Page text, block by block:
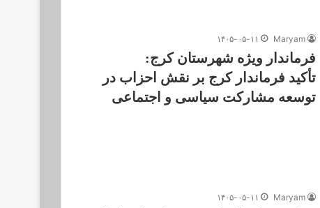
Maryam ۱۴۰۵-۰۵-۱۱
فرماندار ویژه شهرستان کرج:
تأکید فرماندار کرج بر نقش احزاب در
توسعه مشارکت سیاسی و اجتماعی
Maryam ۱۴۰۵-۰۵-۱۱